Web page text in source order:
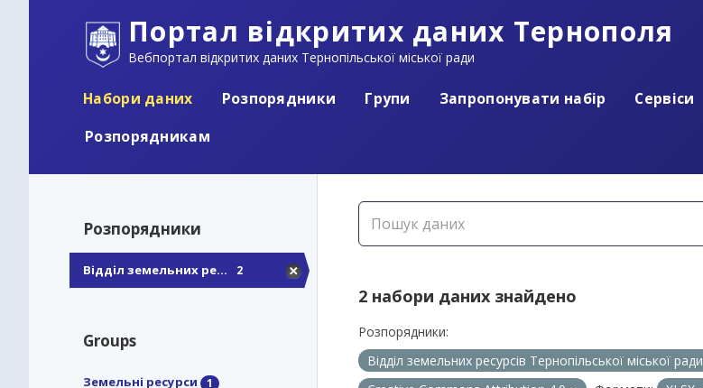
Портал відкритих даних Тернополя
Вебпортал відкритих даних Тернопільської міської ради
Набори даних Розпорядники Групи Запропонувати набір Сервіси
Розпорядникам
Розпорядники
Відділ земельних ре... 2
Groups
Земельні ресурси 1
2 набори даних знайдено
Розпорядники:
Відділ земельних ресурсів Тернопільської міської ради